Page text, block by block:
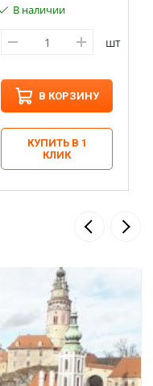
В наличии
шт
В КОРЗИНУ
КУПИТЬ В 1
КЛИК